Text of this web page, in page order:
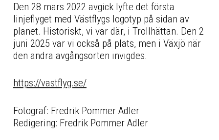
Den 28 mars 2022 avgick lyfte det första
linjeflyget med Västflygs logotyp på sidan av
planet. Historiskt, vi var där, i Trollhättan. Den 2
juni 2025 var vi också på plats, men i Växjö när
den andra avgångsorten invigdes.
https://vastflyg.se/
Fotograf: Fredrik Pommer Adler
Redigering: Fredrik Pommer Adler